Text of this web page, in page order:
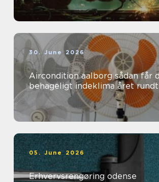
30. June 2026
Aircondition aalborg sådan får du et
behageligt indeklima året rundt
05. June 2026
Erhvervsrengøring odense